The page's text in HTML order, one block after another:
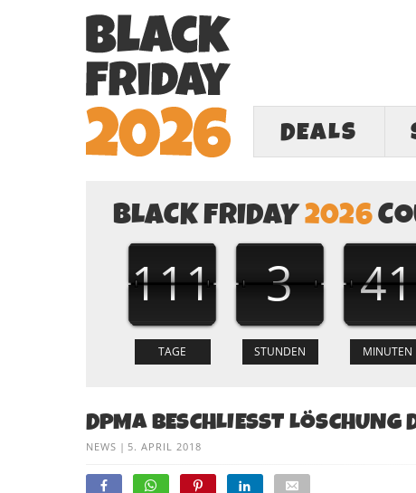
DEALS
BLACK FRIDAY2026
111 3 41
DPMA BESCHLIESST LÖSCHUNG
NEWS | 5. APRIL 2018